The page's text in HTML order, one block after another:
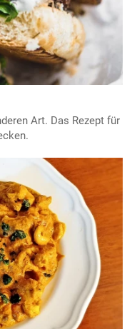
Art. Das Rezept für